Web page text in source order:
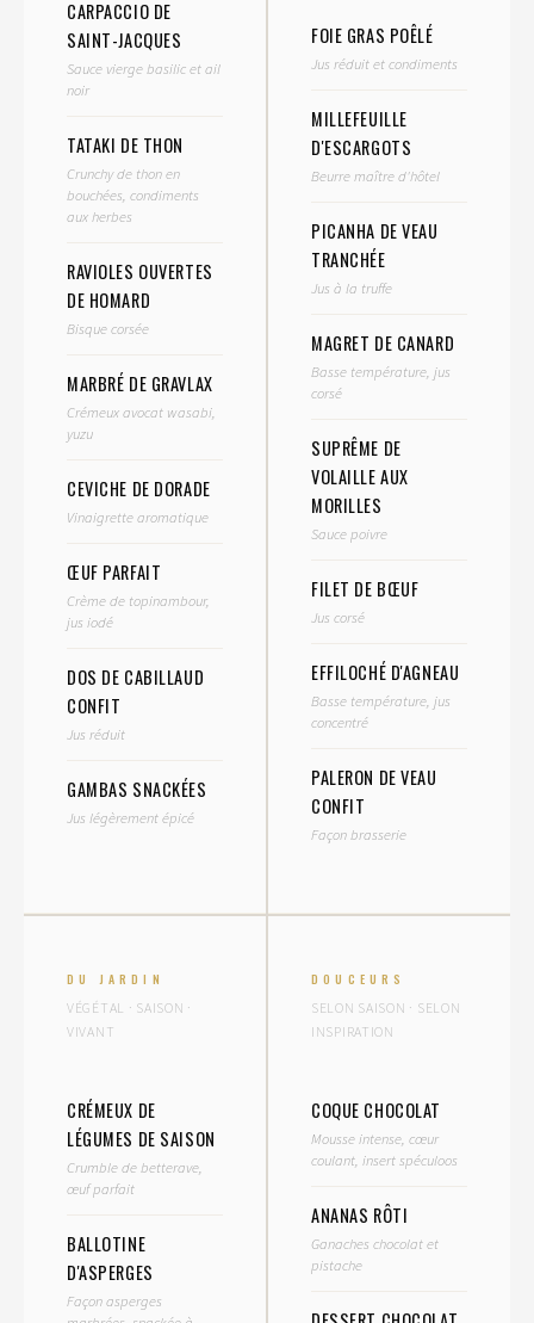
CARPACCIO DE
SAINT-JACQUES
Sauce vierge basilic et ail
noir
TATAKI DE THON
Crunchy de thon en
bouchées, condiments
aux herbes
RAVIOLES OUVERTES
DE HOMARD
Bisque corsée
MARBRÉ DE GRAVLAX
Crémeux avocat wasabi,
yuzu
CEVICHE DE DORADE
Vinaigrette aromatique
ŒUF PARFAIT
Crème de topinambour,
jus iodé
DOS DE CABILLAUD
CONFIT
Jus réduit
GAMBAS SNACKÉES
Jus légèrement épicé
FOIE GRAS POÊLÉ
Jus réduit et condiments
MILLEFEUILLE
D'ESCARGOTS
Beurre maître d'hôtel
PICANHA DE VEAU
TRANCHÉE
Jus à la truffe
MAGRET DE CANARD
Basse température, jus
corsé
SUPRÊME DE
VOLAILLE AUX
MORILLES
Sauce poivre
FILET DE BŒUF
Jus corsé
EFFILOCHÉ D'AGNEAU
Basse température, jus
concentré
PALERON DE VEAU
CONFIT
Façon brasserie
DU JARDIN
VÉGÉTAL · SAISON ·
VIVANT
CRÉMEUX DE
LÉGUMES DE SAISON
Crumble de betterave,
œuf parfait
BALLOTINE
D'ASPERGES
Façon asperges
DOUCEURS
SELON SAISON · SELON
INSPIRATION
COQUE CHOCOLAT
Mousse intense, cœur
coulant, insert spéculoos
ANANAS RÔTI
Ganaches chocolat et
pistache